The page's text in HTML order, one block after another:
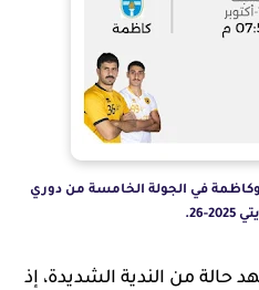
وكاظمة في الجولة الخامسة من دوري
26.
حالة من الندية الشديدة، إذ